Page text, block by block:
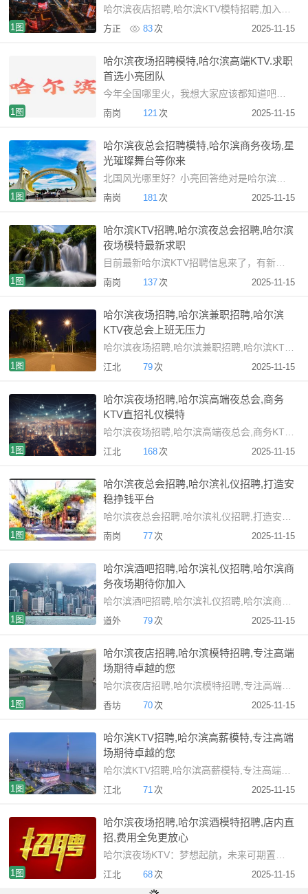
1图 方正 83 次 2025-11-15
1图
哈尔滨夜场招聘模特,哈尔滨高端KTV.求职
首选小亮团队
南岗 121 次 2025-11-15
1图
哈尔滨夜总会招聘模特,哈尔滨商务夜场,星
光璀璨舞台等你来
北国风光哪里好？小亮回答绝对是哈尔滨了。今天是五四青
南岗 181 次 2025-11-15
1图
哈尔滨KTV招聘,哈尔滨夜总会招聘,哈尔滨
夜场模特最新求职
目前最新哈尔滨KTV招聘信息来了，有新开的夜总会招聘哦，
南岗 137 次 2025-11-15
1图
哈尔滨夜场招聘,哈尔滨兼职招聘,哈尔滨
KTV夜总会上班无压力
哈尔滨夜场招聘,哈尔滨兼职招聘,哈尔滨KTV夜总会上班
江北 79 次 2025-11-15
1图
哈尔滨夜场招聘,哈尔滨高端夜总会,商务
KTV直招礼仪模特
哈尔滨夜场招聘,哈尔滨高端夜总会,商务KTV直招礼仪模
江北 168 次 2025-11-15
1图
哈尔滨夜总会招聘,哈尔滨礼仪招聘,打造安
稳挣钱平台
南岗 77 次 2025-11-15
1图
哈尔滨酒吧招聘,哈尔滨礼仪招聘,哈尔滨商
务夜场期待你加入
道外 79 次 2025-11-15
1图
哈尔滨夜店招聘,哈尔滨模特招聘,专注高端
场期待卓越的您
哈尔滨夜店招聘,哈尔滨模特招聘,专注高端场期待卓越的
香坊 70 次 2025-11-15
1图
哈尔滨KTV招聘,哈尔滨高薪模特,专注高端
场期待卓越的您
哈尔滨KTV招聘,哈尔滨高薪模特,专注高端场期待卓越的
江北 71 次 2025-11-15
1图
哈尔滨夜场招聘,哈尔滨酒模特招聘,店内直
招,费用全免更放心
江北 68 次 2025-11-15